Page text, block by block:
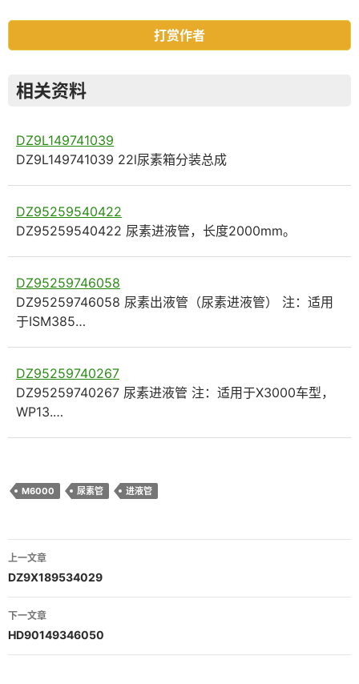
打赏作者
相关资料
DZ9L149741039
DZ9L149741039 22l尿素箱分装总成
DZ95259540422
DZ95259540422 尿素进液管，长度2000mm。
DZ95259746058
DZ95259746058 尿素出液管（尿素进液管） 注：适用
于ISM385…
DZ95259740267
DZ95259740267 尿素进液管 注：适用于X3000车型，
WP13.…
M6000 尿素管 进液管
文
章
导
航
上一文章
DZ9X189534029
下一文章
HD90149346050